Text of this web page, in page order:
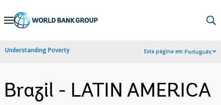
Skip
Navigation
Understanding Poverty Esta página em:Português
Brazil - LATIN AMERICA